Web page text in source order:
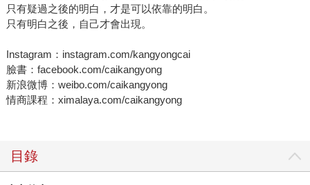
只有疑過之後的明白，才是可以依靠的明白。
只有明白之後，自己才會出現。
Instagram：instagram.com/kangyongcai
臉書：facebook.com/caikangyong
新浪微博：weibo.com/caikangyong
情商課程：ximalaya.com/caikangyong
目錄